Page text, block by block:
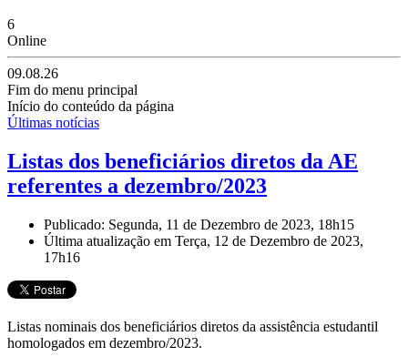
6
Online
09.08.26
Fim do menu principal
Início do conteúdo da página
Últimas notícias
Listas dos beneficiários diretos da AE
referentes a dezembro/2023
Publicado: Segunda, 11 de Dezembro de 2023, 18h15
Última atualização em Terça, 12 de Dezembro de 2023,
17h16
Listas nominais dos beneficiários diretos da assistência estudantil
homologados em dezembro/2023.